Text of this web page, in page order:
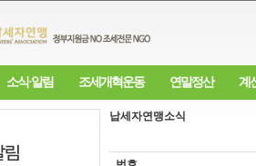
소식·알림 조세개혁운동 연말정산 계
납세자연맹소식